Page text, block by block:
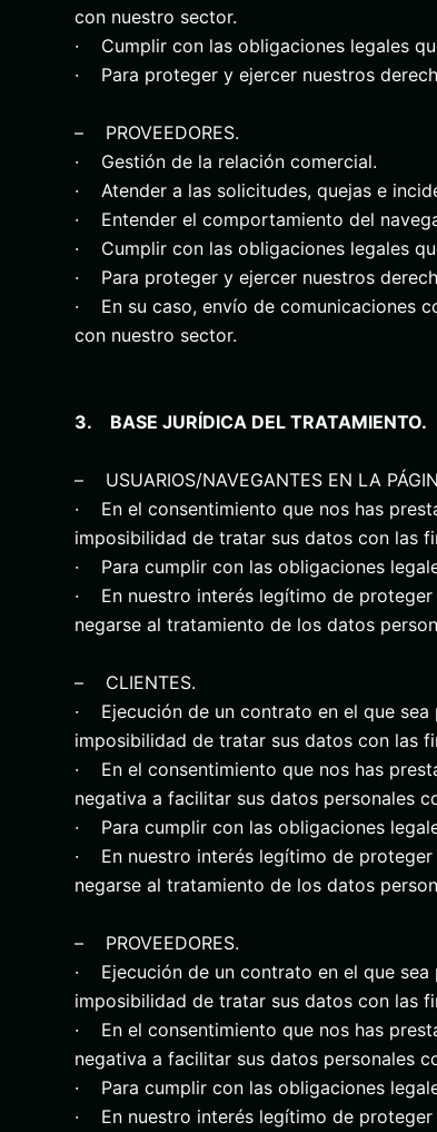
con nuestro sector.
· Cumplir con las obligaciones legales
· Para proteger y ejercer nuestros
– PROVEEDORES.
· Gestión de la relación comercial.
· Atender a las solicitudes, quejas e
· Entender el comportamiento del
· Cumplir con las obligaciones legales
· Para proteger y ejercer nuestros
· En su caso, envío de comunicaciones
con nuestro sector.
3. BASE JURÍDICA DEL TRATAMIENTO.
– USUARIOS/NAVEGANTES EN LA
· En el consentimiento que nos has
imposibilidad de tratar sus datos con las
· Para cumplir con las obligaciones
· En nuestro interés legítimo de proteger
negarse al tratamiento de los datos
– CLIENTES.
· Ejecución de un contrato en el que sea
imposibilidad de tratar sus datos con las
· En el consentimiento que nos has
negativa a facilitar sus datos personales
· Para cumplir con las obligaciones
· En nuestro interés legítimo de proteger
negarse al tratamiento de los datos
– PROVEEDORES.
· Ejecución de un contrato en el que sea
imposibilidad de tratar sus datos con las
· En el consentimiento que nos has
negativa a facilitar sus datos personales
· Para cumplir con las obligaciones
· En nuestro interés legítimo de proteger